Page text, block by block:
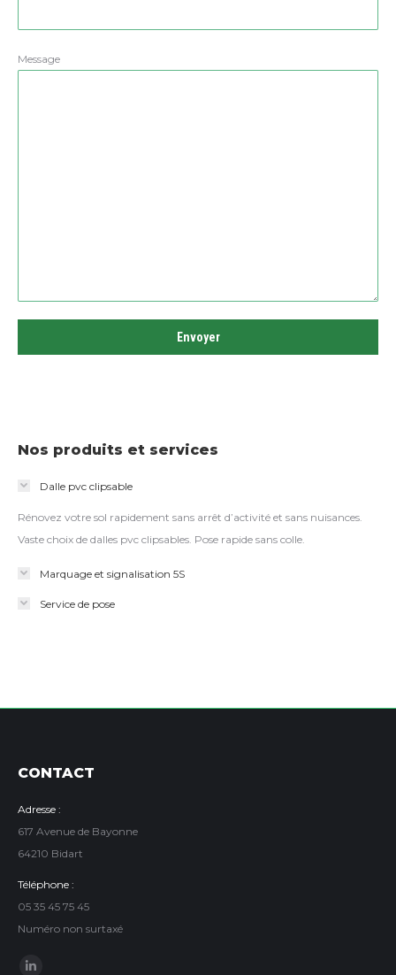
Message
Nos produits et services
Dalle pvc clipsable
Rénovez votre sol rapidement sans arrêt d’activité et sans nuisances.
Vaste choix de dalles pvc clipsables. Pose rapide sans colle.
Marquage et signalisation 5S
Service de pose
CONTACT
Adresse :
617 Avenue de Bayonne
64210 Bidart
Téléphone :
05 35 45 75 45
Numéro non surtaxé
Trouvez nous sur :